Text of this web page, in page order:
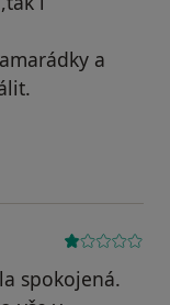
a
byl odstraněn
spokojená.